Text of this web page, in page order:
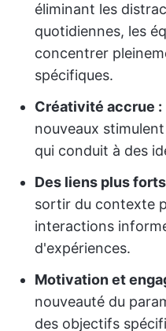
éliminant les
quotidiennes, les
concentrer
spécifiques.
Créativité accrue :
nouveaux
qui conduit à des
Des liens plus
sortir du contexte
interactions
d'expériences.
Motivation et
nouveauté du
des objectifs